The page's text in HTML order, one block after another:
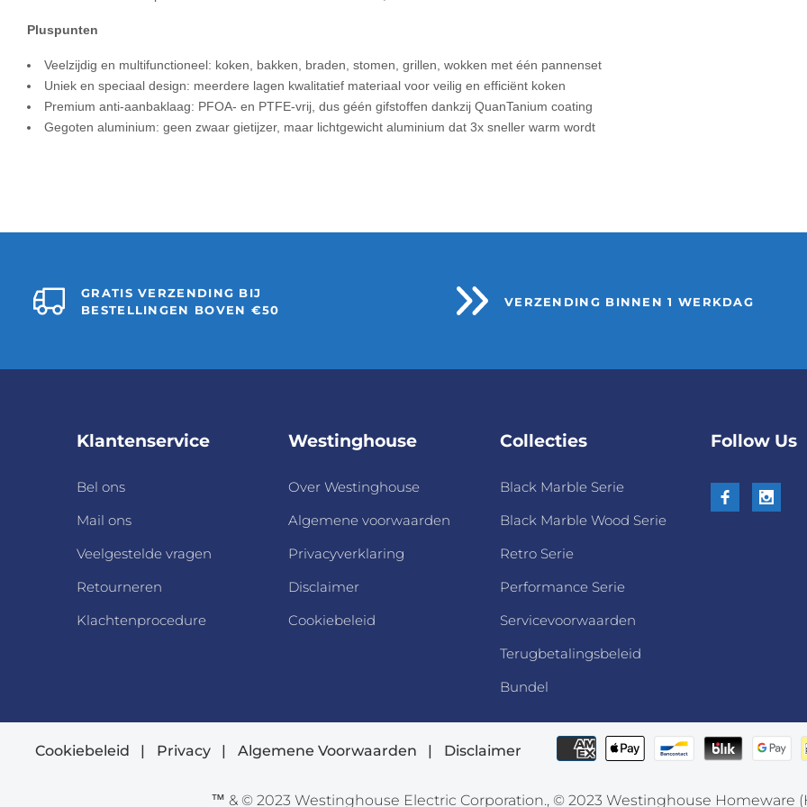
Pluspunten
Veelzijdig en multifunctioneel: koken, bakken, braden, stomen, grillen, wokken met één pannenset
Uniek en speciaal design: meerdere lagen kwalitatief materiaal voor veilig en efficiënt koken
Premium anti-aanbaklaag: PFOA- en PTFE-vrij, dus géén gifstoffen dankzij QuanTanium coating
Gegoten aluminium: geen zwaar gietijzer, maar lichtgewicht aluminium dat 3x sneller warm wordt
GRATIS VERZENDING BIJ
BESTELLINGEN BOVEN €50
VERZENDING BINNEN 1 WERKDAG
Klantenservice
Bel ons
Mail ons
Veelgestelde vragen
Retourneren
Klachtenprocedure
Westinghouse
Over Westinghouse
Algemene voorwaarden
Privacyverklaring
Disclaimer
Cookiebeleid
Collecties
Black Marble Serie
Black Marble Wood Serie
Retro Serie
Performance Serie
Servicevoorwaarden
Terugbetalingsbeleid
Bundel
Follow Us
Cookiebeleid | Privacy | Algemene Voorwaarden | Disclaimer
™ & © 2023 Westinghouse Electric Corporation., © 2023 Westinghouse Homeware